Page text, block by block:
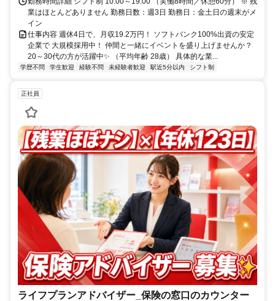
業はほとんどありません 勤務日数：週3日 勤務日：金土日の週末がメ
イン
仕事内容 週休4日で、月収19.2万円！ ソフトバンク100%出資の安定
企業で 大規模採用中！ 仲間と一緒にイベントを盛り上げませんか？
20～30代の方が活躍中✨ （平均年齢 28歳） 具体的な業...
学歴不問 学生歓迎 経験不問 未経験者歓迎 駅近5分以内 シフト制
正社員
ライフプランアドバイザー_保険の窓口のカウンター